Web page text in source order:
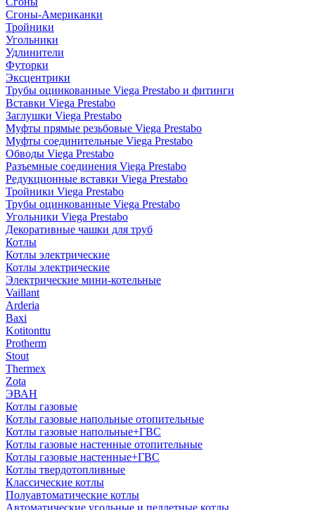
Сгоны-Американки
Тройники
Угольники
Удлинители
Футорки
Эксцентрики
Трубы оцинкованные Viega Prestabo и фитинги
Вставки Viega Prestabo
Заглушки Viega Prestabo
Муфты прямые резьбовые Viega Prestabo
Муфты соединительные Viega Prestabo
Обводы Viega Prestabo
Разъемные соединения Viega Prestabo
Редукционные вставки Viega Prestabo
Тройники Viega Prestabo
Трубы оцинкованные Viega Prestabo
Угольники Viega Prestabo
Декоративные чашки для труб
Котлы
Котлы электрические
Котлы электрические
Электрические мини-котельные
Vaillant
Arderia
Baxi
Kotitonttu
Protherm
Stout
Thermex
Zota
ЭВАН
Котлы газовые
Котлы газовые напольные отопительные
Котлы газовые напольные+ГВС
Котлы газовые настенные отопительные
Котлы газовые настенные+ГВС
Котлы твердотопливные
Классические котлы
Полуавтоматические котлы
Автоматические угольные и пеллетные котлы